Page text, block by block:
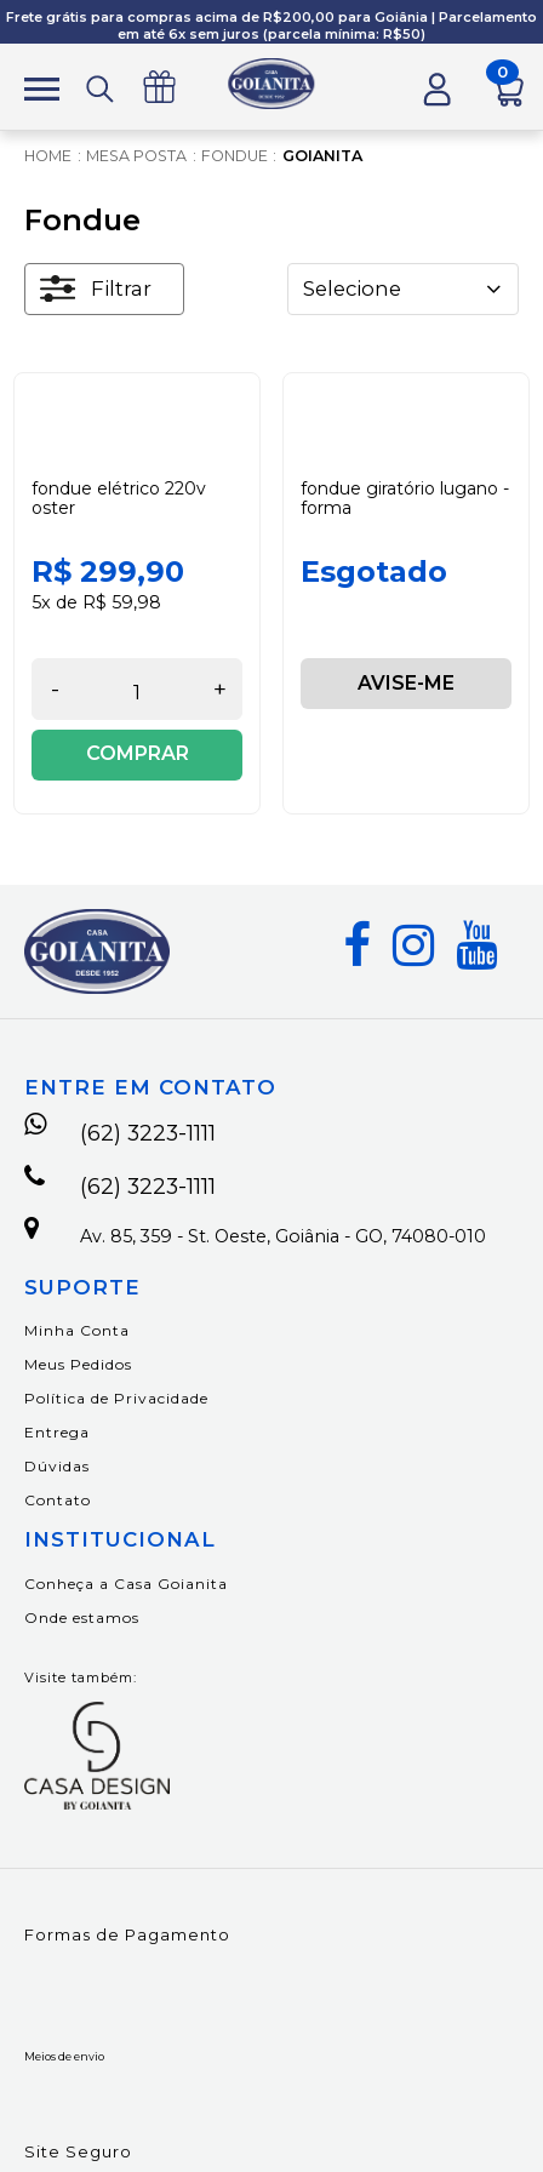
Frete grátis para compras acima de R$200,00 para Goiânia | Parcelamento
em até 6x sem juros (parcela mínima: R$50)
0
MESA POSTA FONDUE GOIANITA
Fondue
Filtrar Selecione
fondue elétrico 220v
oster
R$ 299,90
5x de R$ 59,98
- +
COMPRAR
fondue giratório lugano -
forma
Esgotado
AVISE-ME
ENTRE EM CONTATO
(62) 3223-1111
(62) 3223-1111
Av. 85, 359 - St. Oeste, Goiânia - GO, 74080-010
SUPORTE
Minha Conta
Meus Pedidos
Política de Privacidade
Entrega
Dúvidas
Contato
INSTITUCIONAL
Conheça a Casa Goianita
Onde estamos
Visite também:
Formas de Pagamento
Meios de envio
Site Seguro